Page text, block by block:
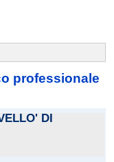
professionale
DI